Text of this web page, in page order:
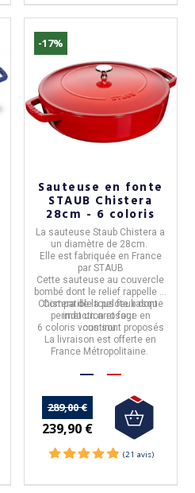
-17%
Sauteuse en fonte
STAUB Chistera
28cm - 6 coloris
La sauteuse Staub Chistera a
un diamètre de 28cm.
Elle est fabriquée en France
par STAUB
Cette sauteuse au couvercle
bombé dont le relief rappelle le
Chistera de la pelote basque
permet un arrosage en
continu.
Compatible tous feux dont
induction et four.
6 coloris vous sont proposés
La livraison est offerte en
France Métropolitaine.
289,00 €
239,90 €